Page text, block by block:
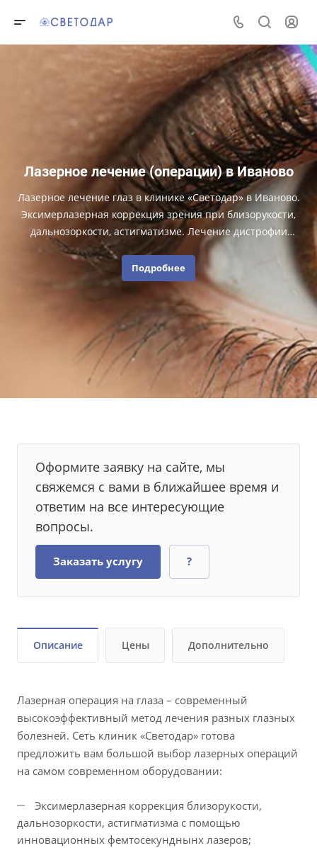
Лазерное лечение (операции) в Иваново
Лазерное лечение глаз в клинике «Светодар» в Иваново.
Эксимерлазерная коррекция зрения при близорукости,
дальнозоркости, астигматизме. Лечение дистрофии
сетчатки, катаракты витреолизис, лазеркоагуляция
сетчатки.
Подробнее
Оформите заявку на сайте, мы
свяжемся с вами в ближайшее время и
ответим на все интересующие
вопросы.
Заказать услугу ?
Описание Цены Дополнительно
Лазерная операция на глаза – современный
высокоэффективный метод лечения разных глазных
болезней. Сеть клиник «Светодар» готова
предложить вам большой выбор лазерных операций
на самом современном оборудовании:
Эксимерлазерная коррекция близорукости,
дальнозоркости, астигматизма с помощью
инновационных фемтосекунднынх лазеров;